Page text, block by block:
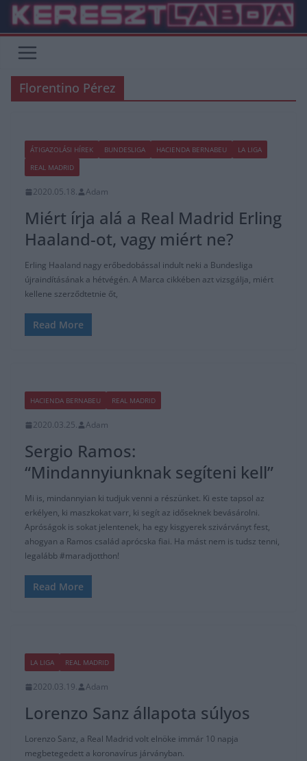
Skip
content
Florentino Pérez
ÁTIGAZOLÁSI HÍREK BUNDESLIGA HACIENDA BERNABEU
LA LIGA
REAL MADRID
2020.05.18. Adam
Miért írja alá a Real Madrid Erling
Haaland-ot, vagy miért ne?
Erling Haaland nagy erőbedobással indult neki a Bundesliga
újraindításának a hétvégén. A Marca cikkében azt vizsgálja, miért
kellene szerződtetnie őt,
Read More
HACIENDA BERNABEU REAL MADRID
2020.03.25. Adam
Sergio Ramos:
“Mindannyiunknak segíteni kell”
Mi is, mindannyian ki tudjuk venni a részünket. Ki este tapsol az
erkélyen, ki maszkokat varr, ki segít az időseknek bevásárolni.
Apróságok is sokat jelentenek, ha egy kisgyerek szivárványt fest,
ahogyan a Ramos család aprócska fiai. Ha mást nem is tudsz tenni,
legalább #maradjotthon!
Read More
LA LIGA REAL MADRID
2020.03.19. Adam
Lorenzo Sanz állapota súlyos
Lorenzo Sanz, a Real Madrid volt elnöke immár 10 napja
megbetegedett a koronavírus járványban.